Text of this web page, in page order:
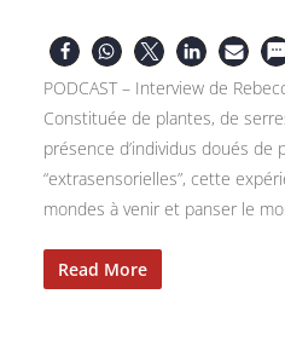
PODCAST – Interview de
Constituée de plantes, de
présence d’individus doués de
“extrasensorielles”, cette
mondes à venir et panser le
Read More